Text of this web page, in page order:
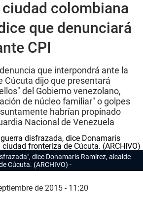
colombiana
que denunciará
CPI
que interpondrá ante la
Cúcuta dijo que presentará
del Gobierno venezolano,
de núcleo familiar" o golpes
habrían propinado
Nacional de Venezuela
dice Donamaris Ramírez, alcalde
Cúcuta. (ARCHIVO)
de 2015 - 11:20